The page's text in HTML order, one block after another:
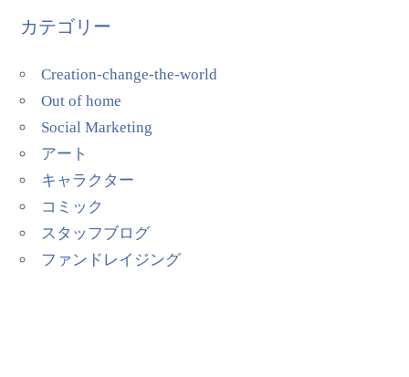
カテゴリー
Creation-change-the-world
Out of home
Social Marketing
アート
キャラクター
コミック
スタッフブログ
ファンドレイジング